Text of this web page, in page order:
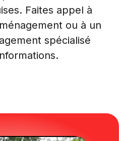
Faites appel à
ou à un
spécialisé